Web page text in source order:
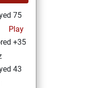
75
Play
+35
43